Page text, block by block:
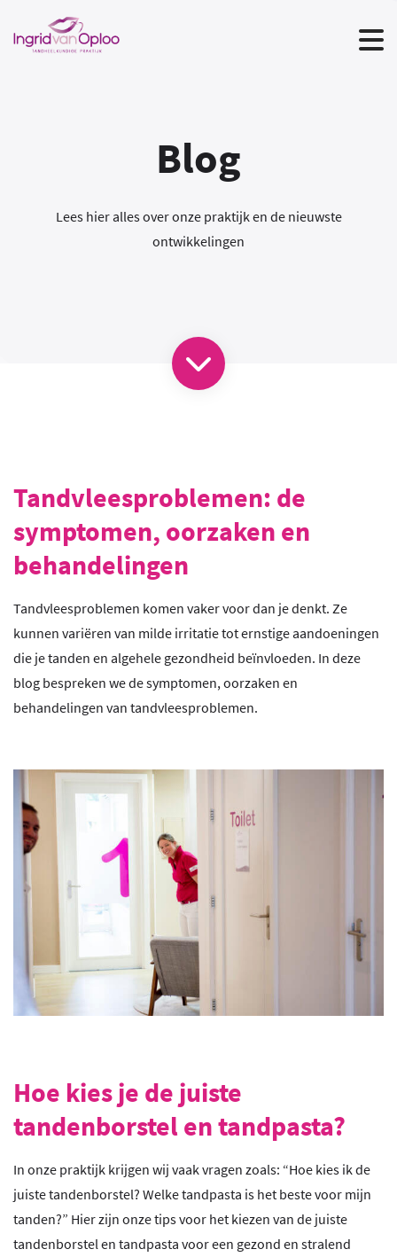
Blog
Lees hier alles over onze praktijk en de nieuwste
ontwikkelingen
Tandvleesproblemen: de
symptomen, oorzaken en
behandelingen
Tandvleesproblemen komen vaker voor dan je denkt. Ze
kunnen variëren van milde irritatie tot ernstige aandoeningen
die je tanden en algehele gezondheid beïnvloeden. In deze
blog bespreken we de symptomen, oorzaken en
behandelingen van tandvleesproblemen.
Hoe kies je de juiste
tandenborstel en tandpasta?
In onze praktijk krijgen wij vaak vragen zoals: “Hoe kies ik de
juiste tandenborstel? Welke tandpasta is het beste voor mijn
tanden?” Hier zijn onze tips voor het kiezen van de juiste
tandenborstel en tandpasta voor een gezond en stralend